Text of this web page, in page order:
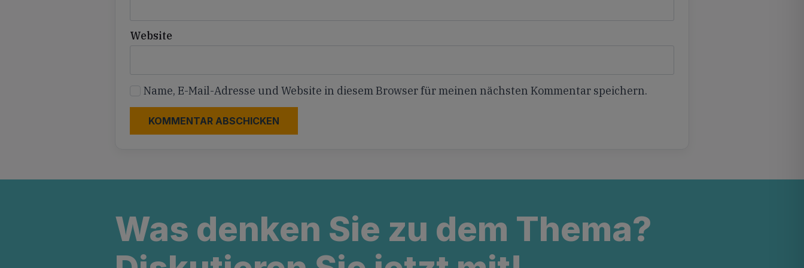
Website
Name, E-Mail-Adresse und Website in diesem Browser für meinen nächsten Kommentar speichern.
Was denken Sie zu dem Thema?